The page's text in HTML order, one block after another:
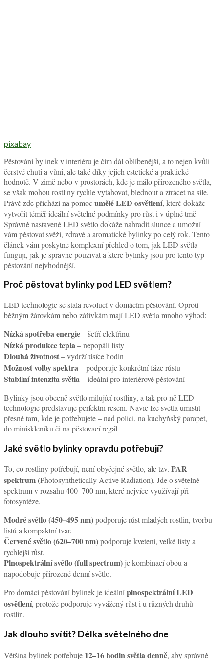
pixabay
Pěstování bylinek v interiéru je čím dál oblíbenější, a to nejen kvůli
čerstvé chuti a vůni, ale také díky jejich estetické a praktické
hodnotě. V zimě nebo v prostorách, kde je málo přirozeného světla,
se však mohou rostliny rychle vytahovat, blednout a ztrácet na síle.
Právě zde přichází na pomocumělé LED osvětlení, které dokáže
vytvořit téměř ideální světelné podmínky pro růst i v úplné tmě.
Správně nastavené LED světlo dokáže nahradit slunce a umožní
vám pěstovat svěží, zdravé a aromatické bylinky po celý rok. Tento
článek vám poskytne komplexní přehled o tom, jak LED světla
fungují, jak je správně používat a které bylinky jsou pro tento typ
pěstování nejvhodnější.
Proč pěstovat bylinky pod LED světlem?
LED technologie se stala revolucí v domácím pěstování. Oproti
běžným žárovkám nebo zářivkám mají LED světla mnoho výhod:
Nízká spotřeba energie– šetří elektřinu
Nízká produkce tepla– nepopálí listy
Dlouhá životnost– vydrží tisíce hodin
Možnost volby spektra– podporuje konkrétní fáze růstu
Stabilní intenzita světla– ideální pro interiérové pěstování
Bylinky jsou obecně světlo milující rostliny, a tak pro ně LED
technologie představuje perfektní řešení. Navíc lze světla umístit
přesně tam, kde je potřebujete – nad polici, na kuchyňský parapet,
do miniskleníku či na pěstovací regál.
Jaké světlo bylinky opravdu potřebují?
To, co rostliny potřebují, není obyčejné světlo, ale tzv. PAR
spektrum(Photosynthetically Active Radiation). Jde o světelné
spektrum v rozsahu 400–700 nm, které nejvíce využívají při
fotosyntéze.
Modré světlo (450–495 nm)podporuje růst mladých rostlin, tvorbu
listů a kompaktní tvar.
Červené světlo (620–700 nm)podporuje kvetení, velké listy a
rychlejší růst.
Plnospektrální světlo (full spectrum) je kombinací obou a
napodobuje přirozené denní světlo.
Pro domácí pěstování bylinek je ideálníplnospektrální LED
osvětlení, protože podporuje vyvážený růst i u různých druhů
rostlin.
Jak dlouho svítit? Délka světelného dne
Většina bylinek potřebuje 12–16 hodin světla denně, aby správně